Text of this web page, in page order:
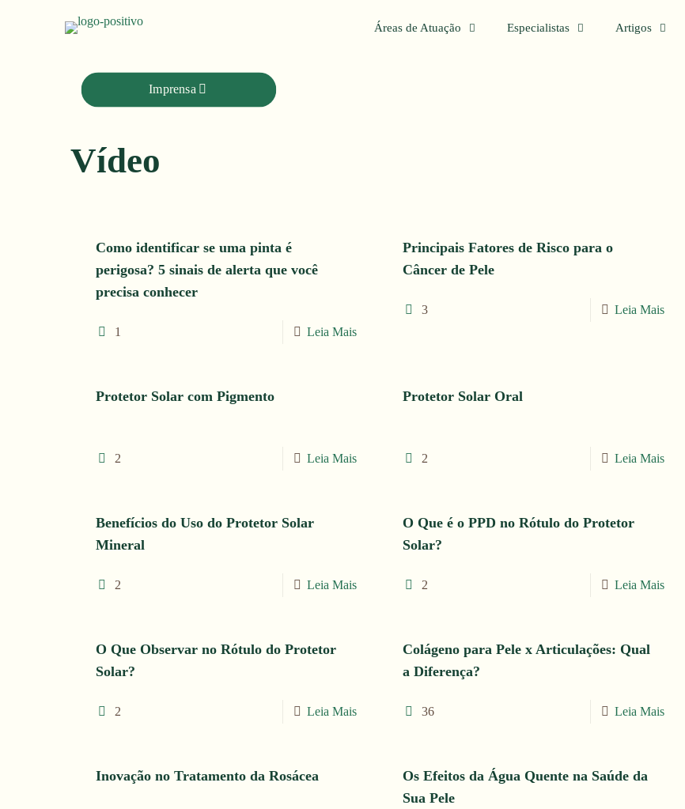
Áreas de Atuação Especialistas Artigos
Dermatologia
Imprensa
Vídeo
Como identificar se uma pinta é
perigosa? 5 sinais de alerta que você
precisa conhecer
1 Leia Mais
Principais Fatores de Risco para o
Câncer de Pele
3 Leia Mais
Protetor Solar com Pigmento
2 Leia Mais
Protetor Solar Oral
2 Leia Mais
Benefícios do Uso do Protetor Solar
Mineral
2 Leia Mais
O Que é o PPD no Rótulo do Protetor
Solar?
2 Leia Mais
O Que Observar no Rótulo do Protetor
Solar?
2 Leia Mais
Colágeno para Pele x Articulações: Qual
a Diferença?
36 Leia Mais
Inovação no Tratamento da Rosácea
Os Efeitos da Água Quente na Saúde da
Sua Pele